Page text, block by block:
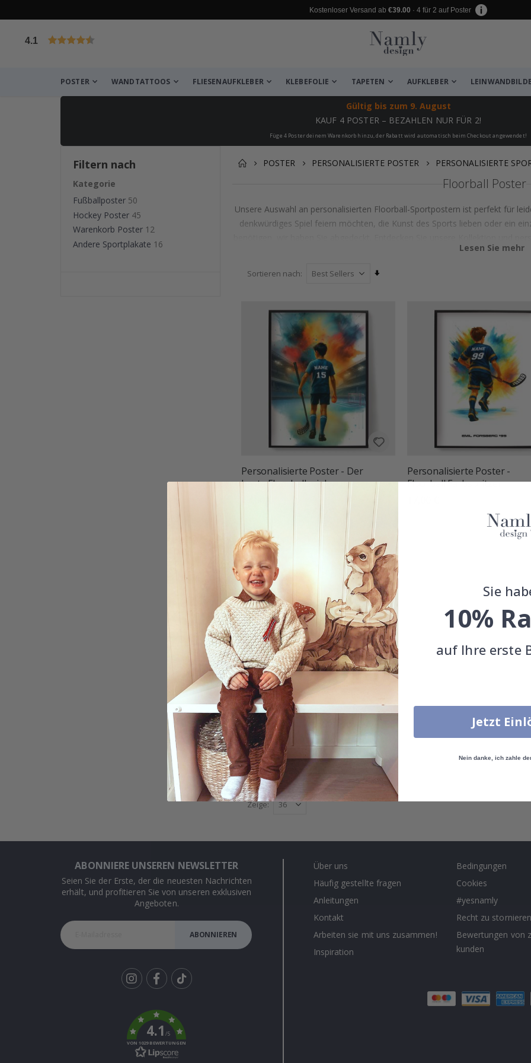
Kostenloser Versand ab €39.00 · 4 für 2 auf Poster
4.1
POSTER WANDTATTOOS FLIESENAUFKLEBER KLEBEFOLIE TAPETEN AUFKLEBER
Gültig bis zum 9. August
KAUF 4 POSTER – BEZAHLEN NUR FÜR 2!
Füge 4 Poster deinem Warenkorb hinzu, der Rabatt wird automatisch beim Checkout angewendet!
POSTER PERSONALISIERTE POSTER PERSONALISIERTE
Floorball Poster
Unsere Auswahl an personalisierten Floorball-Sportpostern ist perfekt für
denkwürdiges Spiel feiern möchten, die Kunst des Sports lieben oder ein
Drucken, die wirklich IhreLesen Sie mehr
Sortieren nach
Personalisierte Poster - Der
beste Floorballspieler
Personalisierte Poster -
Floorball Farbspritzer
Personalisiertes Poster -
Lustiger Floorball-Cartoon - KI-
Poster
17,00 €
Zeige
Filtern nach
Kategorie
Fußballposter 50
Hockey Poster 45
Warenkorb Poster 12
Andere Sportplakate 16
ABONNIERE UNSEREN NEWSLETTER
Seien Sie der Erste, der die neuesten Nachrichten
erhält, und profitieren Sie von unseren exklusiven
Angeboten.
ABONNIEREN
k
4.1/5
VON 1029 BEWERTUNGEN
Über uns
Häufig gestellte fragen
Anleitungen
Kontakt
Arbeiten sie mit uns zusammen!
Inspiration
Bedingungen
Cookies
#yesnamly
Recht zu stornieren
Bewertungen von
kunden
Sie
10%
auf Ihre erste
Jetzt
Nein danke, ich zahle